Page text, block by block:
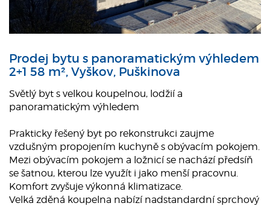
Prodej bytu s panoramatickým výhledem
2+1 58 m², Vyškov, Puškinova
Světlý byt s velkou koupelnou, lodžií a
panoramatickým výhledem
Prakticky řešený byt po rekonstrukci zaujme
vzdušným propojením kuchyně s obývacím pokojem.
Mezi obývacím pokojem a ložnicí se nachází předsíň
se šatnou, kterou lze využít i jako menší pracovnu.
Komfort zvyšuje výkonná klimatizace.
Velká zděná koupelna nabízí nadstandardní sprchový